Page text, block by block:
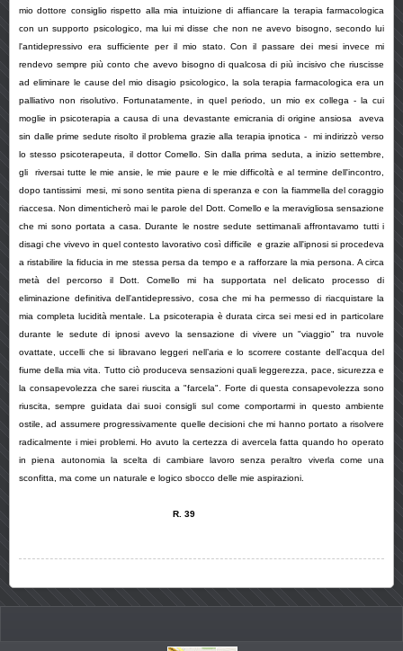
mio dottore consiglio rispetto alla mia intuizione di affiancare la terapia farmacologica
con un supporto psicologico, ma lui mi disse che non ne avevo bisogno, secondo lui
l'antidepressivo era sufficiente per il mio stato. Con il passare dei mesi invece mi
rendevo sempre più conto che avevo bisogno di qualcosa di più incisivo che riuscisse
ad eliminare le cause del mio disagio psicologico, la sola terapia farmacologica era un
palliativo non risolutivo. Fortunatamente, in quel periodo, un mio ex collega - la cui
moglie in psicoterapia a causa di una devastante emicrania di origine ansiosa aveva
sin dalle prime sedute risolto il problema grazie alla terapia ipnotica - mi indirizzò verso
lo stesso psicoterapeuta, il dottor Comello. Sin dalla prima seduta, a inizio settembre,
gli riversai tutte le mie ansie, le mie paure e le mie difficoltà e al termine dell'incontro,
dopo tantissimi mesi, mi sono sentita piena di speranza e con la fiammella del coraggio
riaccesa. Non dimenticherò mai le parole del Dott. Comello e la meravigliosa sensazione
che mi sono portata a casa. Durante le nostre sedute settimanali affrontavamo tutti i
disagi che vivevo in quel contesto lavorativo così difficile e grazie all'ipnosi si procedeva
a ristabilire la fiducia in me stessa persa da tempo e a rafforzare la mia persona. A circa
metà del percorso il Dott. Comello mi ha supportata nel delicato processo di
eliminazione definitiva dell'antidepressivo, cosa che mi ha permesso di riacquistare la
mia completa lucidità mentale. La psicoterapia è durata circa sei mesi ed in particolare
durante le sedute di ipnosi avevo la sensazione di vivere un "viaggio" tra nuvole
ovattate, uccelli che si libravano leggeri nell’aria e lo scorrere costante dell’acqua del
fiume della mia vita. Tutto ciò produceva sensazioni quali leggerezza, pace, sicurezza e
la consapevolezza che sarei riuscita a "farcela". Forte di questa consapevolezza sono
riuscita, sempre guidata dai suoi consigli sul come comportarmi in questo ambiente
ostile, ad assumere progressivamente quelle decisioni che mi hanno portato a risolvere
radicalmente i miei problemi. Ho avuto la certezza di avercela fatta quando ho operato
in piena autonomia la scelta di cambiare lavoro senza peraltro viverla come una
sconfitta, ma come un naturale e logico sbocco delle mie aspirazioni.
R. 39